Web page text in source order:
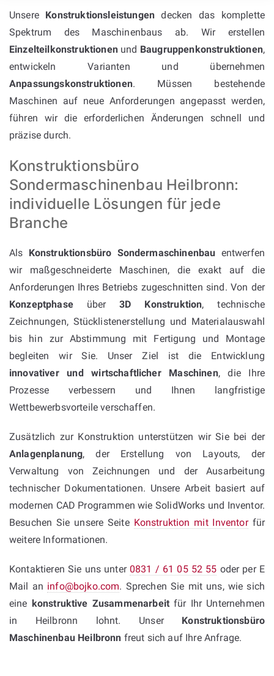
Unsere Konstruktionsleistungen decken das komplette
Spektrum des Maschinenbaus ab. Wir erstellen
Einzelteilkonstruktionenund Baugruppenkonstruktionen,
entwickeln Varianten und übernehmen
Anpassungskonstruktionen. Müssen bestehende
Maschinen auf neue Anforderungen angepasst werden,
führen wir die erforderlichen Änderungen schnell und
präzise durch.
Konstruktionsbüro
Sondermaschinenbau Heilbronn:
individuelle Lösungen für jede
Branche
Als Konstruktionsbüro Sondermaschinenbau entwerfen
wir maßgeschneiderte Maschinen, die exakt auf die
Anforderungen Ihres Betriebs zugeschnitten sind. Von der
Konzeptphaseüber3D Konstruktion, technische
Zeichnungen, Stücklistenerstellung und Materialauswahl
bis hin zur Abstimmung mit Fertigung und Montage
begleiten wir Sie. Unser Ziel ist die Entwicklung
innovativer und wirtschaftlicher Maschinen, die Ihre
Prozesse verbessern und Ihnen langfristige
Wettbewerbsvorteile verschaffen.
Zusätzlich zur Konstruktion unterstützen wir Sie bei der
Anlagenplanung, der Erstellung von Layouts, der
Verwaltung von Zeichnungen und der Ausarbeitung
technischer Dokumentationen. Unsere Arbeit basiert auf
modernen CAD Programmen wie SolidWorks und Inventor.
Besuchen Sie unsere Seite Konstruktion mit Inventorfür
weitere Informationen.
Kontaktieren Sie uns unter 0831 / 61 05 52 55 oder per E
Mail an info@bojko.com. Sprechen Sie mit uns, wie sich
eine konstruktive Zusammenarbeit für Ihr Unternehmen
in Heilbronn lohnt. Unser Konstruktionsbüro
Maschinenbau Heilbronn freut sich auf Ihre Anfrage.